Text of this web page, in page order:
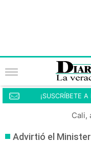
¡SUSCRÍBETE
Cali,
Advirtió el